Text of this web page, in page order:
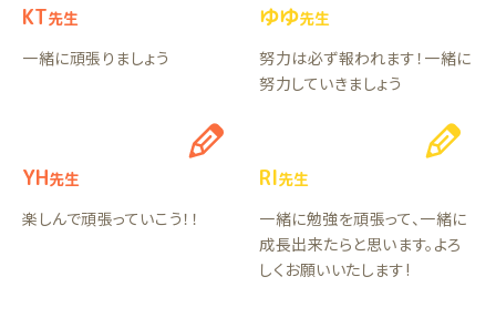
KT先生
一緒に頑張りましょう
ゆゆ先生
努力は必ず報われます！一緒に
努力していきましょう
YH先生
楽しんで頑張っていこう！！
RI先生
一緒に勉強を頑張って、一緒に
成長出来たらと思います。よろ
しくお願いいたします!